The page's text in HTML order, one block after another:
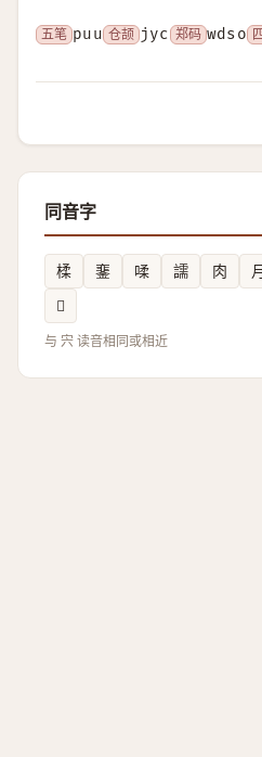
五笔 puu 仓颉 jyc 郑码 wdso
同音字
楺 䥆 㖻 譳 肉
𪠼
与 宍 读音相同或相近